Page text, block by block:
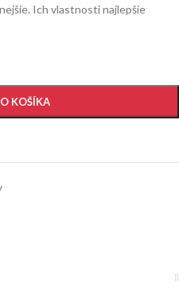
Ich vlastnosti najlepšie
KOŠÍKA